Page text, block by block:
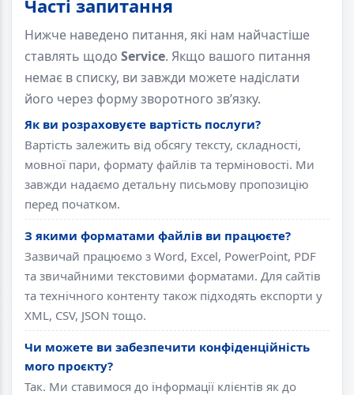
Часті запитання
Нижче наведено питання, які нам найчастіше
ставлять щодо Service. Якщо вашого питання
немає в списку, ви завжди можете надіслати
його через форму зворотного зв’язку.
Як ви розраховуєте вартість послуги?
Вартість залежить від обсягу тексту, складності,
мовної пари, формату файлів та терміновості. Ми
завжди надаємо детальну письмову пропозицію
перед початком.
З якими форматами файлів ви працюєте?
Зазвичай працюємо з Word, Excel, PowerPoint, PDF
та звичайними текстовими форматами. Для сайтів
та технічного контенту також підходять експорти у
XML, CSV, JSON тощо.
Чи можете ви забезпечити конфіденційність
мого проєкту?
Так. Ми ставимося до інформації клієнтів як до